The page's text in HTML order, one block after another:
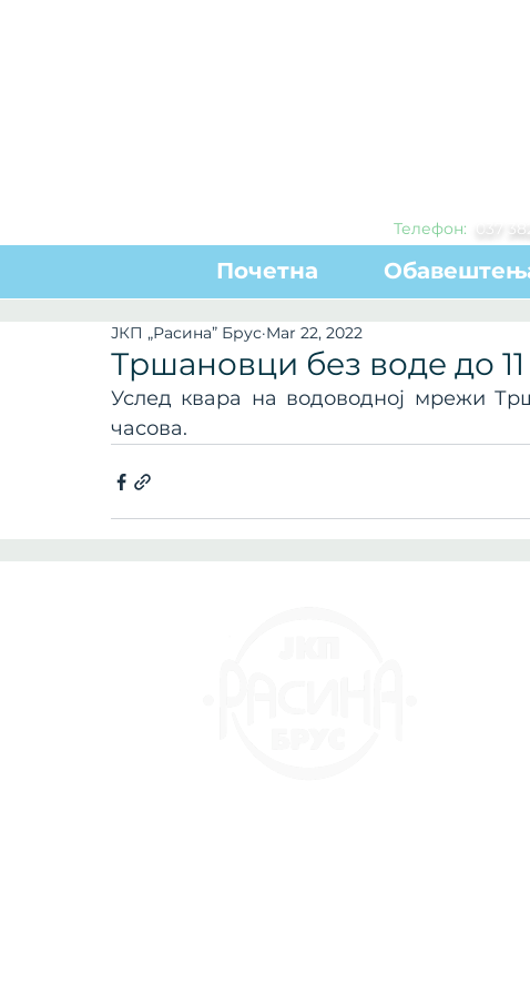
Телефон: 37
Почетна
Тршановци без воде до 11
ЈКП „Расина” Брус Mar 22, 2022
Услед квара на водоводној мрежи
часова.